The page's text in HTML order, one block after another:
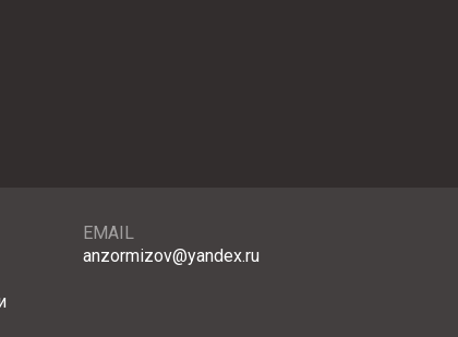
EMAIL
anzormizov@yandex.ru